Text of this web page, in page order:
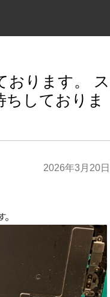
おります。 ス
ちしておりま
2026年3月20日